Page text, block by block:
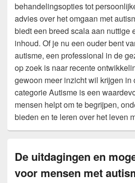
behandelingsopties tot
advies over het omgaan met
biedt een breed scala aan nuttige
inhoud. Of je nu een ouder bent
autisme, een professional in de
op zoek is naar recente
gewoon meer inzicht wil krijgen in
categorie Autisme is een
mensen helpt om te begrijpen,
bieden en te leren over het leven
De uitdagingen en
voor mensen met